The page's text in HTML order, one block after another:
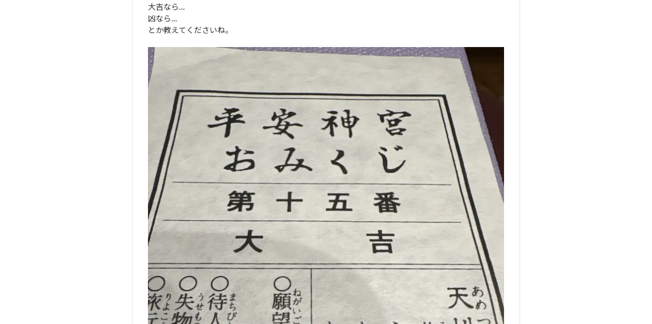
大吉なら...
凶なら...
とか教えてくださいね。